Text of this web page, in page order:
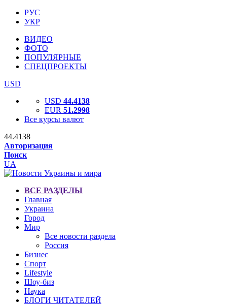
РУС
УКР
ВИДЕО
ФОТО
ПОПУЛЯРНЫЕ
СПЕЦПРОЕКТЫ
USD
USD 44.4138
EUR 51.2998
Все курсы валют
44.4138
Авторизация
Поиск
UA
ВСЕ РАЗДЕЛЫ
Главная
Украина
Город
Мир
Все новости раздела
Россия
Бизнес
Спорт
Lifestyle
Шоу-биз
Наука
БЛОГИ ЧИТАТЕЛЕЙ